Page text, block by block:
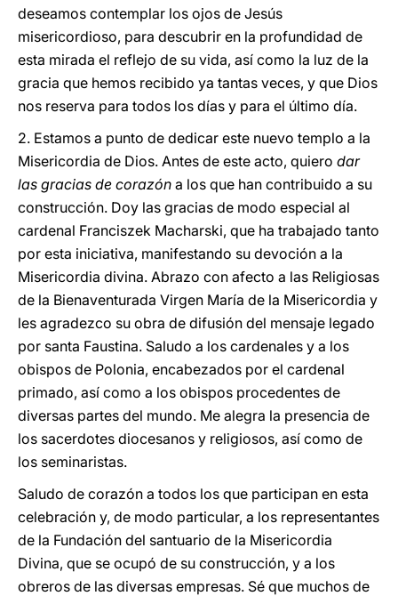
deseamos contemplar los ojos de Jesús
misericordioso, para descubrir en la profundidad de
esta mirada el reflejo de su vida, así como la luz de la
gracia que hemos recibido ya tantas veces, y que Dios
nos reserva para todos los días y para el último día.
2. Estamos a punto de dedicar este nuevo templo a la
Misericordia de Dios. Antes de este acto, quiero dar
las gracias de corazón a los que han contribuido a su
construcción. Doy las gracias de modo especial al
cardenal Franciszek Macharski, que ha trabajado tanto
por esta iniciativa, manifestando su devoción a la
Misericordia divina. Abrazo con afecto a las Religiosas
de la Bienaventurada Virgen María de la Misericordia y
les agradezco su obra de difusión del mensaje legado
por santa Faustina. Saludo a los cardenales y a los
obispos de Polonia, encabezados por el cardenal
primado, así como a los obispos procedentes de
diversas partes del mundo. Me alegra la presencia de
los sacerdotes diocesanos y religiosos, así como de
los seminaristas.
Saludo de corazón a todos los que participan en esta
celebración y, de modo particular, a los representantes
de la Fundación del santuario de la Misericordia
Divina, que se ocupó de su construcción, y a los
obreros de las diversas empresas. Sé que muchos de